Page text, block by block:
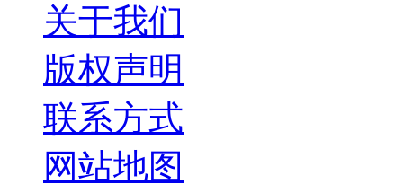
关于我们
版权声明
联系方式
网站地图